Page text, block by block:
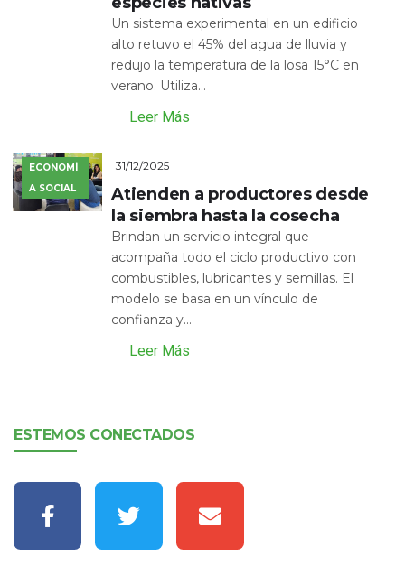
Un sistema experimental en un edificio
alto retuvo el 45% del agua de lluvia y
redujo la temperatura de la losa 15°C en
verano. Utiliza...
Leer Más
ECONOMÍ
A SOCIAL
31/12/2025
Atienden a productores desde
la siembra hasta la cosecha
Brindan un servicio integral que
acompaña todo el ciclo productivo con
combustibles, lubricantes y semillas. El
modelo se basa en un vínculo de
confianza y...
Leer Más
ESTEMOS CONECTADOS